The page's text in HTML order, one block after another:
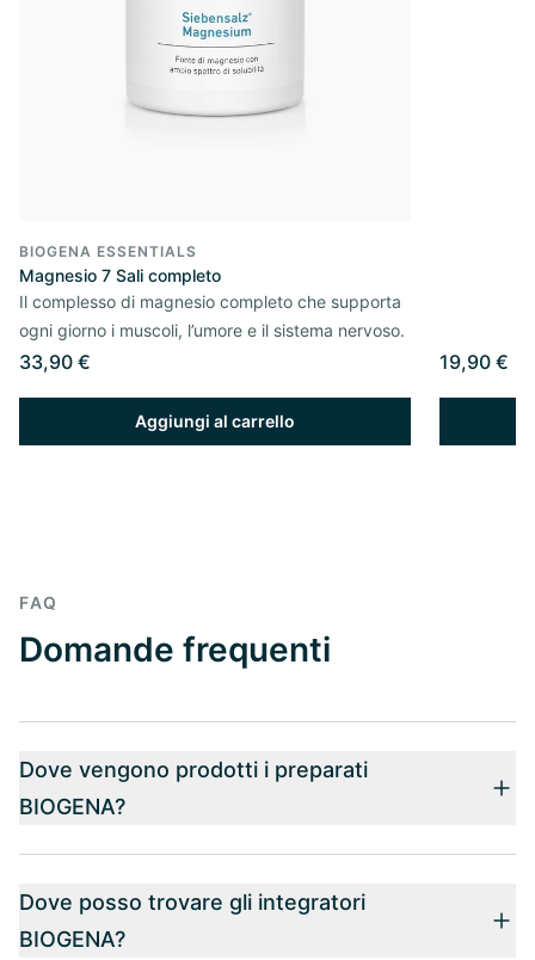
BIOGENA ESSENTIALS
Magnesio 7 Sali completo
Il complesso di magnesio completo che supporta
ogni giorno i muscoli, l’umore e il sistema nervoso.
33,90 €
Aggiungi al carrello
19,90 €
FAQ
Domande frequenti
Dove vengono prodotti i preparati
BIOGENA?
Dove posso trovare gli integratori
BIOGENA?